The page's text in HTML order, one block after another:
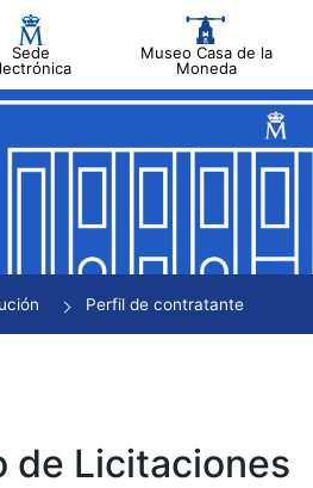
Sede
Museo Casa de la
Moneda
Perfil de contratante
de Licitaciones